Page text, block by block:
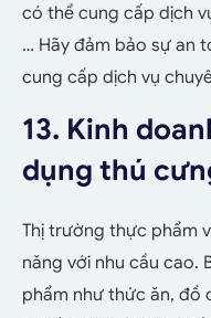
có thể cung cấp dịch
… Hãy đảm bảo sự an
cung cấp dịch vụ
13. Kinh
dụng thú
Thị trường thực phẩm
năng với nhu cầu cao.
phẩm như thức ăn, đồ